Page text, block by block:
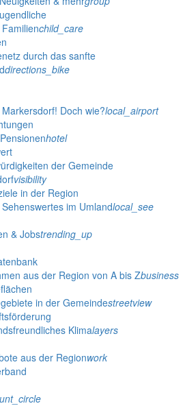
child_care
durch das sanfte
directions_bike
Doch wie?local_airport
hotel
der Gemeinde
visibility
in der Region
im Umlandlocal_see
& Jobstrending_up
aus der Region von A bis Zbusiness
in der Gemeindestreetview
Klimalayers
aus der Regionwork